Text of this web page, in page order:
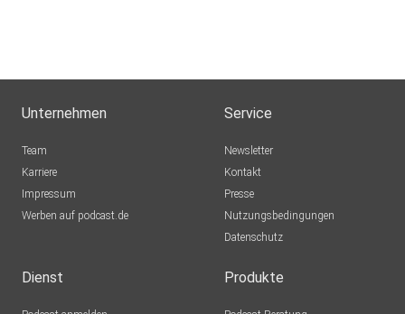
Unternehmen
Team
Karriere
Impressum
Werben auf podcast.de
Service
Newsletter
Kontakt
Presse
Nutzungsbedingungen
Datenschutz
Dienst Produkte